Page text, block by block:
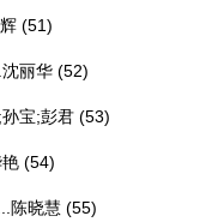
(51)
沈丽华 (52)
宝;彭君 (53)
(54)
陈晓慧 (55)